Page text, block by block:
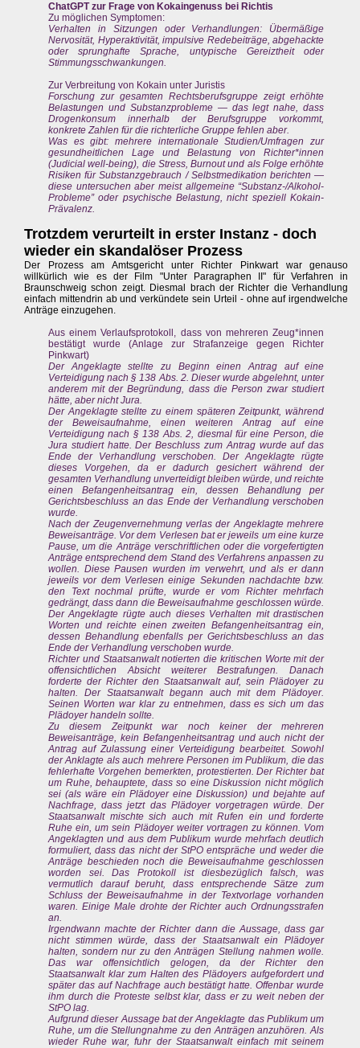
ChatGPT zur Frage von Kokaingenuss bei Richtis
Zu möglichen Symptomen:
Verhalten in Sitzungen oder Verhandlungen: Übermäßige
Nervosität, Hyperaktivität, impulsive Redebeiträge, abgehackte
oder sprunghafte Sprache, untypische Gereiztheit oder
Stimmungsschwankungen.
Zur Verbreitung von Kokain unter Juristis
Forschung zur gesamten Rechtsberufsgruppe zeigt erhöhte
Belastungen und Substanzprobleme — das legt nahe, dass
Drogenkonsum innerhalb der Berufsgruppe vorkommt,
konkrete Zahlen für die richterliche Gruppe fehlen aber.
Was es gibt: mehrere internationale Studien/Umfragen zur
gesundheitlichen Lage und Belastung von Richter*innen
(Judicial well-being), die Stress, Burnout und als Folge erhöhte
Risiken für Substanzgebrauch / Selbstmedikation berichten —
diese untersuchen aber meist allgemeine “Substanz-/Alkohol-
Probleme” oder psychische Belastung, nicht speziell Kokain-
Prävalenz.
Trotzdem verurteilt in erster Instanz - doch
wieder ein skandalöser Prozess
Der Prozess am Amtsgericht unter Richter Pinkwart war genauso
willkürlich wie es der Film "Unter Paragraphen II" für Verfahren in
Braunschweig schon zeigt. Diesmal brach der Richter die Verhandlung
einfach mittendrin ab und verkündete sein Urteil - ohne auf irgendwelche
Anträge einzugehen.
Aus einem Verlaufsprotokoll, dass von mehreren Zeug*innen
bestätigt wurde (Anlage zur Strafanzeige gegen Richter
Pinkwart)
Der Angeklagte stellte zu Beginn einen Antrag auf eine
Verteidigung nach § 138 Abs. 2. Dieser wurde abgelehnt, unter
anderem mit der Begründung, dass die Person zwar studiert
hätte, aber nicht Jura.
Der Angeklagte stellte zu einem späteren Zeitpunkt, während
der Beweisaufnahme, einen weiteren Antrag auf eine
Verteidigung nach § 138 Abs. 2, diesmal für eine Person, die
Jura studiert hatte. Der Beschluss zum Antrag wurde auf das
Ende der Verhandlung verschoben. Der Angeklagte rügte
dieses Vorgehen, da er dadurch gesichert während der
gesamten Verhandlung unverteidigt bleiben würde, und reichte
einen Befangenheitsantrag ein, dessen Behandlung per
Gerichtsbeschluss an das Ende der Verhandlung verschoben
wurde.
Nach der Zeugenvernehmung verlas der Angeklagte mehrere
Beweisanträge. Vor dem Verlesen bat er jeweils um eine kurze
Pause, um die Anträge verschriftlichen oder die vorgefertigten
Anträge entsprechend dem Stand des Verfahrens anpassen zu
wollen. Diese Pausen wurden im verwehrt, und als er dann
jeweils vor dem Verlesen einige Sekunden nachdachte bzw.
den Text nochmal prüfte, wurde er vom Richter mehrfach
gedrängt, dass dann die Beweisaufnahme geschlossen würde.
Der Angeklagte rügte auch dieses Verhalten mit drastischen
Worten und reichte einen zweiten Befangenheitsantrag ein,
dessen Behandlung ebenfalls per Gerichtsbeschluss an das
Ende der Verhandlung verschoben wurde.
Richter und Staatsanwalt notierten die kritischen Worte mit der
offensichtlichen Absicht weiterer Bestrafungen. Danach
forderte der Richter den Staatsanwalt auf, sein Plädoyer zu
halten. Der Staatsanwalt begann auch mit dem Plädoyer.
Seinen Worten war klar zu entnehmen, dass es sich um das
Plädoyer handeln sollte.
Zu diesem Zeitpunkt war noch keiner der mehreren
Beweisanträge, kein Befangenheitsantrag und auch nicht der
Antrag auf Zulassung einer Verteidigung bearbeitet. Sowohl
der Anklagte als auch mehrere Personen im Publikum, die das
fehlerhafte Vorgehen bemerkten, protestierten. Der Richter bat
um Ruhe, behauptete, dass so eine Diskussion nicht möglich
sei (als wäre ein Plädoyer eine Diskussion) und bejahte auf
Nachfrage, dass jetzt das Plädoyer vorgetragen würde. Der
Staatsanwalt mischte sich auch mit Rufen ein und forderte
Ruhe ein, um sein Plädoyer weiter vortragen zu können. Vom
Angeklagten und aus dem Publikum wurde mehrfach deutlich
formuliert, dass das nicht der StPO entspräche und weder die
Anträge beschieden noch die Beweisaufnahme geschlossen
worden sei. Das Protokoll ist diesbezüglich falsch, was
vermutlich darauf beruht, dass entsprechende Sätze zum
Schluss der Beweisaufnahme in der Textvorlage vorhanden
waren. Einige Male drohte der Richter auch Ordnungsstrafen
an.
Irgendwann machte der Richter dann die Aussage, dass gar
nicht stimmen würde, dass der Staatsanwalt ein Plädoyer
halten, sondern nur zu den Anträgen Stellung nahmen wolle.
Das war offensichtlich gelogen, da der Richter den
Staatsanwalt klar zum Halten des Plädoyers aufgefordert und
später das auf Nachfrage auch bestätigt hatte. Offenbar wurde
ihm durch die Proteste selbst klar, dass er zu weit neben der
StPO lag.
Aufgrund dieser Aussage bat der Angeklagte das Publikum um
Ruhe, um die Stellungnahme zu den Anträgen anzuhören. Als
wieder Ruhe war, fuhr der Staatsanwalt einfach mit seinem